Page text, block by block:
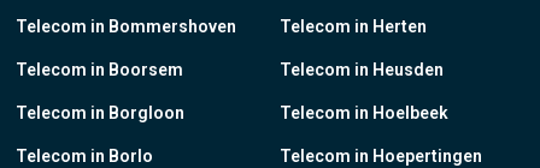
Telecom in Bommershoven
Telecom in Boorsem
Telecom in Borgloon
Telecom in Borlo
Telecom in Herten
Telecom in Heusden
Telecom in Hoelbeek
Telecom in Hoepertingen